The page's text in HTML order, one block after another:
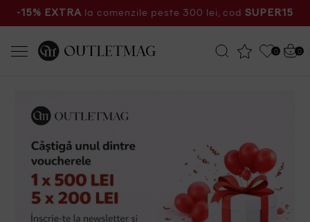
-15% EXTRA la comenzile peste 300 lei, cod SUPER15
0 0